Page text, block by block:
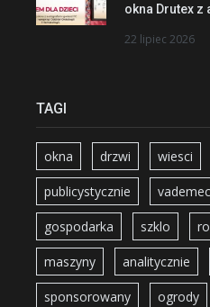
okna Drutex z
22 lipiec 2026
TAGI
okna drzwi wiesci
publicystycznie
gospodarka szklo
maszyny analitycznie
sponsorowany ogrody